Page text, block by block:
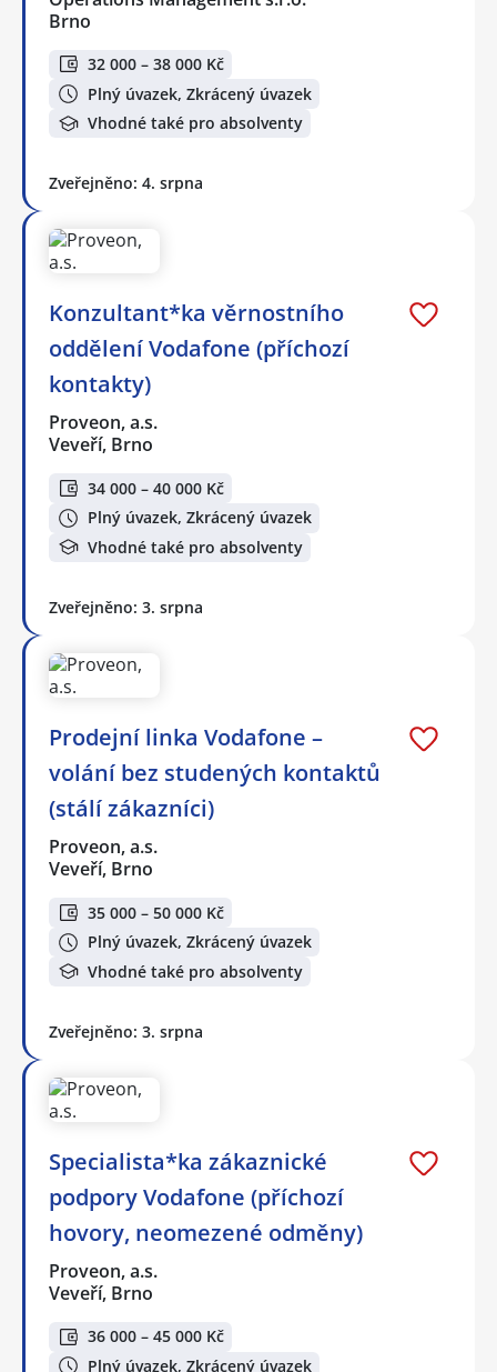
Brno
32 000 – 38 000 Kč
Plný úvazek, Zkrácený úvazek
Vhodné také pro absolventy
Zveřejněno: 4. srpna
Konzultant*ka věrnostního
oddělení Vodafone (příchozí
kontakty)
Proveon, a.s.
Veveří, Brno
34 000 – 40 000 Kč
Plný úvazek, Zkrácený úvazek
Vhodné také pro absolventy
Zveřejněno: 3. srpna
Prodejní linka Vodafone –
volání bez studených kontaktů
(stálí zákazníci)
Proveon, a.s.
Veveří, Brno
35 000 – 50 000 Kč
Plný úvazek, Zkrácený úvazek
Vhodné také pro absolventy
Zveřejněno: 3. srpna
Specialista*ka zákaznické
podpory Vodafone (příchozí
hovory, neomezené odměny)
Proveon, a.s.
Veveří, Brno
36 000 – 45 000 Kč
Plný úvazek, Zkrácený úvazek